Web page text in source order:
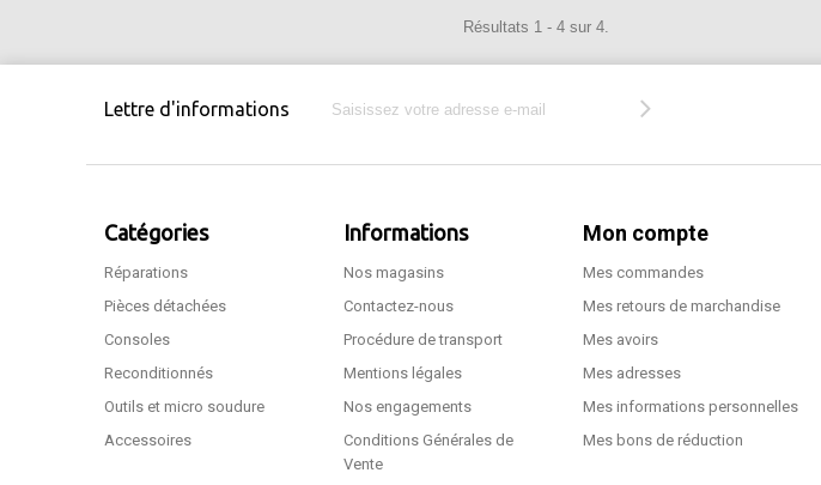
Résultats 1 - 4 sur 4.
Lettre d'informations
Catégories
Réparations
Pièces détachées
Consoles
Reconditionnés
Outils et micro soudure
Accessoires
Informations
Nos magasins
Contactez-nous
Procédure de transport
Mentions légales
Nos engagements
Conditions Générales de
Vente
Mon compte
Mes commandes
Mes retours de marchandise
Mes avoirs
Mes adresses
Mes informations personnelles
Mes bons de réduction